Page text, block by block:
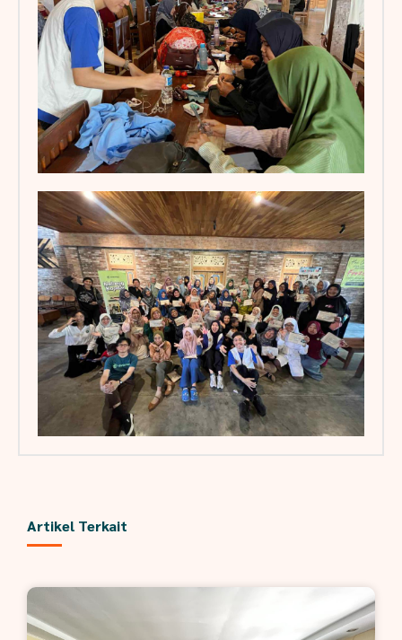
Artikel Terkait